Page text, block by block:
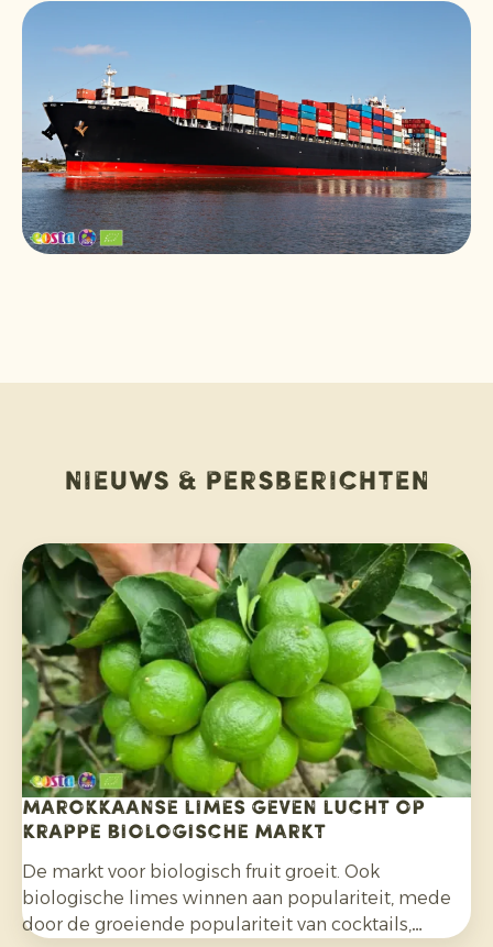
Nieuws & persberichten
Marokkaanse limes geven lucht op
krappe biologische markt
De markt voor biologisch fruit groeit. Ook
biologische limes winnen aan populariteit, mede
door de groeiende populariteit van cocktails,